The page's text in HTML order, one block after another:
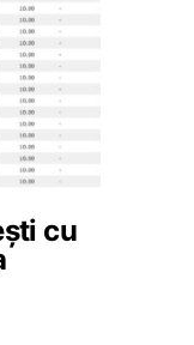
cu